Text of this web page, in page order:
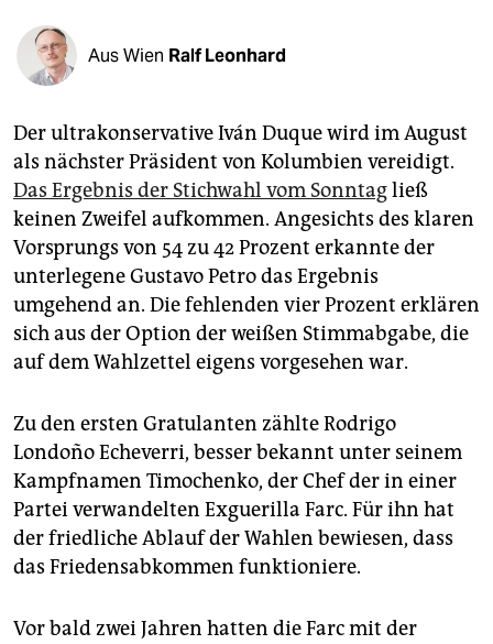
shop
fragen & hilfe
unterstützen
abo
genossenschaft
epaper login
Aus Wien Ralf Leonhard
Der ultrakonservative Iván Duque wird im August
als nächster Präsident von Kolumbien vereidigt.
Das Ergebnis der Stichwahl vom Sonntagließ
keinen Zweifel aufkommen. Angesichts des klaren
Vorsprungs von 54 zu 42 Prozent erkannte der
unterlegene Gustavo Petro das Ergebnis
umgehend an. Die fehlenden vier Prozent erklären
sich aus der Option der weißen Stimmabgabe, die
auf dem Wahlzettel eigens vorgesehen war.
Zu den ersten Gratulanten zählte Rodrigo
Londoño Echeverri, besser bekannt unter seinem
Kampfnamen Timochenko, der Chef der in einer
Partei verwandelten Exguerilla Farc. Für ihn hat
der friedliche Ablauf der Wahlen bewiesen, dass
das Friedensabkommen funktioniere.
Vor bald zwei Jahren hatten die Farc mit der